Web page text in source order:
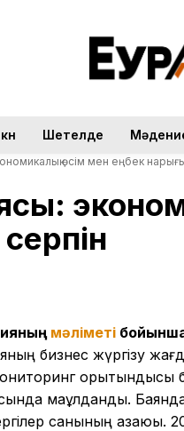
Шетелде
өсім мен еңбек
мәліметі
бизнес жүргізу
мақұлданды.
санының